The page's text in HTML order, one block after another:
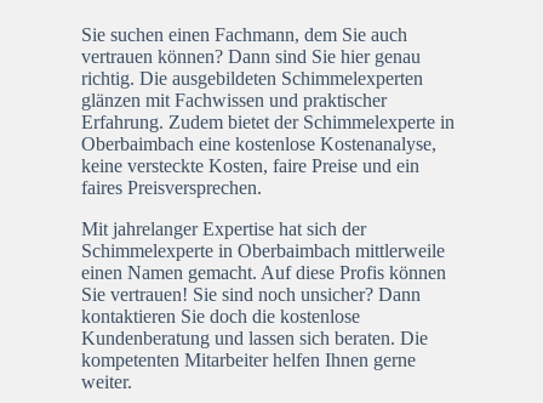
Sie suchen einen Fachmann, dem Sie auch
vertrauen können? Dann sind Sie hier genau
richtig. Die ausgebildeten Schimmelexperten
glänzen mit Fachwissen und praktischer
Erfahrung. Zudem bietet der Schimmelexperte in
Oberbaimbach eine kostenlose Kostenanalyse,
keine versteckte Kosten, faire Preise und ein
faires Preisversprechen.
Mit jahrelanger Expertise hat sich der
Schimmelexperte in Oberbaimbach mittlerweile
einen Namen gemacht. Auf diese Profis können
Sie vertrauen! Sie sind noch unsicher? Dann
kontaktieren Sie doch die kostenlose
Kundenberatung und lassen sich beraten. Die
kompetenten Mitarbeiter helfen Ihnen gerne
weiter.